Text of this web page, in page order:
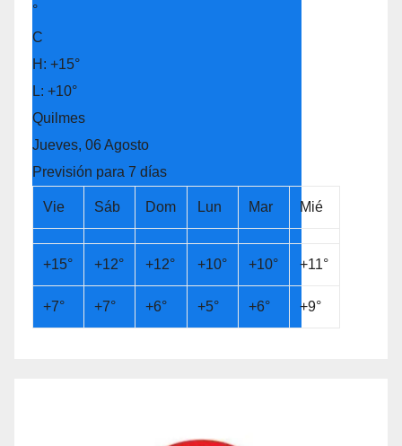
°
C
H: +15°
L: +10°
Quilmes
Jueves, 06 Agosto
Previsión para 7 días
Vie Sáb Dom Lun Mar Mié
+15° +12° +12° +10° +10° +11°
+7° +7° +6° +5° +6° +9°